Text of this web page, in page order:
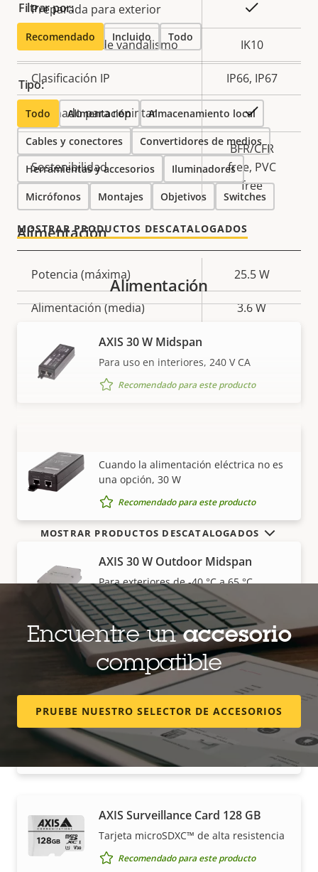
Preparada para exterior
Clasificación de vandalismo IK10
Clasificación IP IP66, IP67
Diseñado para repintar
Sostenibilidad
BFR/CFR
free, PVC
free
Alimentación
Descripción
de
propiedad
la
propiedad
Potencia (máxima) 25.5 W
Alimentación (media) 3.6 W
Tensión de entrada de CC
Filtrar por:
Recomendado Incluido Todo
Tipo:
Todo Alimentación Almacenamiento local
Cables y conectores Convertidores de medios
Herramientas y accesorios Iluminadores
Micrófonos Montajes Objetivos Switches
MOSTRAR PRODUCTOS DESCATALOGADOS
VISUALIZAR MÁS
Alimentación
AXIS 30 W Midspan
Para uso en interiores, 240 V CA
Recomendado para este producto
Cuando la alimentación eléctrica no es
una opción, 30 W
Recomendado para este producto
AXIS 30 W Outdoor Midspan
Para exteriores de -40 °C a 65 °C
Recomendado para este producto
Almacenamiento local
AXIS Surveillance Card 1 TB
Tarjeta microSDXC™ de alta resistencia
Recomendado para este producto
AXIS Surveillance Card 128 GB
Tarjeta microSDXC™ de alta resistencia
Recomendado para este producto
MOSTRAR PRODUCTOS DESCATALOGADOS
Encuentre unaccesorio
compatible
PRUEBE NUESTRO SELECTOR DE ACCESORIOS
Cómo comprar
Nuestros socios fiables venden e instalan de forma